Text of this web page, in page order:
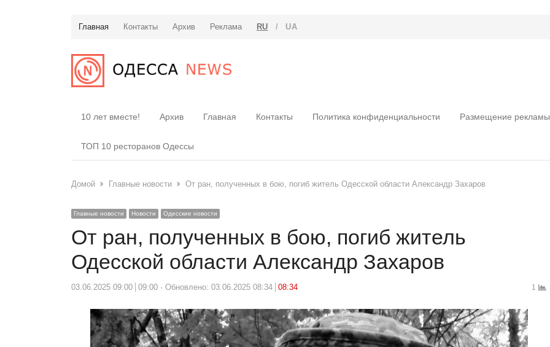
Главная Контакты Архив Реклама RU / UA
10 лет вместе! Архив Главная Контакты Политика конфиденциальности Размещение рекламы
ТОП 10 ресторанов Одессы
Домой Главные новости От ран, полученных в бою, погиб житель Одесской области Александр Захаров
Главные новости Новости Одесские новости
От ран, полученных в бою, погиб житель
Одесской области Александр Захаров
03.06.2025 09:00 09:00 Обновлено: 03.06.2025 08:34 08:34 1